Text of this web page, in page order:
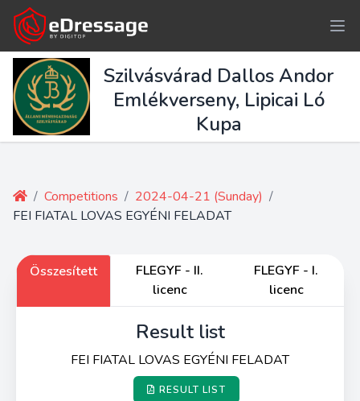
Szilvásvárad Dallos Andor
Emlékverseny, Lipicai Ló
Kupa
/ Competitions / 2024-04-21 (Sunday) /
FEI FIATAL LOVAS EGYÉNI FELADAT
Összesített
FLEGYF - II.
licenc
FLEGYF - I.
licenc
Result list
FEI FIATAL LOVAS EGYÉNI FELADAT
RESULT LIST